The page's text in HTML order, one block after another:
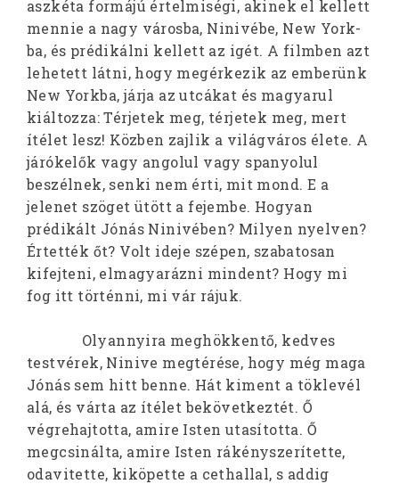
aszkéta formájú értelmiségi, akinek el kellett
mennie a nagy városba, Ninivébe, New York-
ba, és prédikálni kellett az igét. A filmben azt
lehetett látni, hogy megérkezik az emberünk
New Yorkba, járja az utcákat és magyarul
kiáltozza: Térjetek meg, térjetek meg, mert
ítélet lesz! Közben zajlik a világváros élete. A
járókelők vagy angolul vagy spanyolul
beszélnek, senki nem érti, mit mond. E a
jelenet szöget ütött a fejembe. Hogyan
prédikált Jónás Ninivében? Milyen nyelven?
Értették őt? Volt ideje szépen, szabatosan
kifejteni, elmagyarázni mindent? Hogy mi
fog itt történni, mi vár rájuk.
Olyannyira meghökkentő, kedves
testvérek, Ninive megtérése, hogy még maga
Jónás sem hitt benne. Hát kiment a töklevél
alá, és várta az ítélet bekövetkeztét. Ő
végrehajtotta, amire Isten utasította. Ő
megcsinálta, amire Isten rákényszerítette,
odavitette, kiköpette a cethallal, s addig